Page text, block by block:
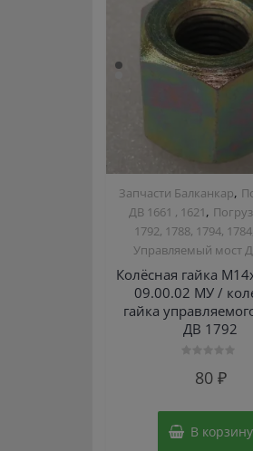
Запчасти Балканкар,
ДВ 1661 , 1621,
1792, 1788, 1794,
Управляемый мост
Колёсная гайка
09.00.02 МУ /
гайка
ДВ 1792
80 ₽
В корзину